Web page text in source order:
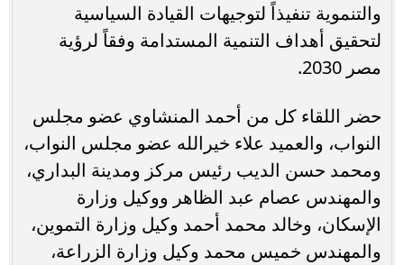
والتنموية تنفيذاً لتوجيهات القيادة السياسية
لتحقيق أهداف التنمية المستدامة وفقاً لرؤية
مصر 2030.
حضر اللقاء كل من أحمد المنشاوي عضو مجلس
النواب، والعميد علاء خيرالله عضو مجلس النواب،
ومحمد حسن الديب رئيس مركز ومدينة البداري،
والمهندس عصام عبد الظاهر ووكيل وزارة
الإسكان، وخالد محمد أحمد وكيل وزارة التموين،
والمهندس خميس محمد وكيل وزارة الزراعة،